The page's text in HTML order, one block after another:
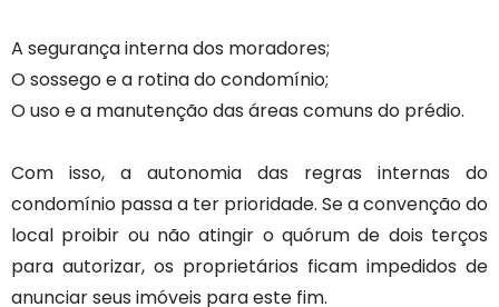
A segurança interna dos moradores;
O sossego e a rotina do condomínio;
O uso e a manutenção das áreas comuns do prédio.
Com isso, a autonomia das regras internas do
condomínio passa a ter prioridade. Se a convenção do
local proibir ou não atingir o quórum de dois terços
para autorizar, os proprietários ficam impedidos de
anunciar seus imóveis para este fim.